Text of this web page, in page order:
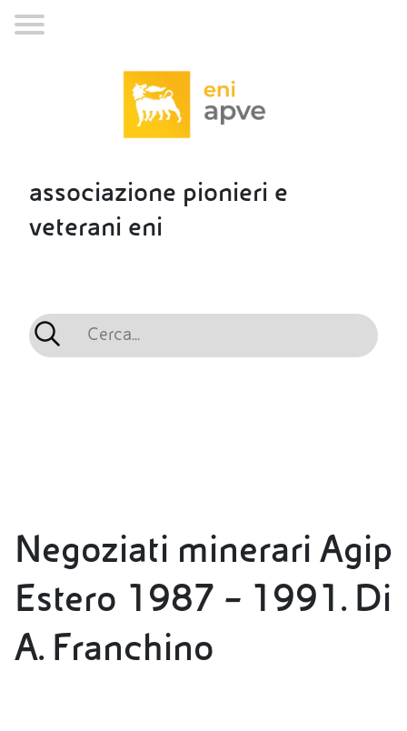
associazione pionieri e
veterani eni
Negoziati minerari Agip
Estero 1987 – 1991. Di
A. Franchino